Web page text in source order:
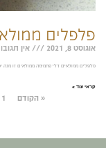
פלפלים
אוגוסט 8, 2021 אין
פלפלים ממולאים דלי פחמימה ממולאים זו מנה
קראי עוד »
« הקודם 1